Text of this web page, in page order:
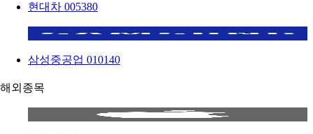
현대차 005380
삼성중공업 010140
해외종목